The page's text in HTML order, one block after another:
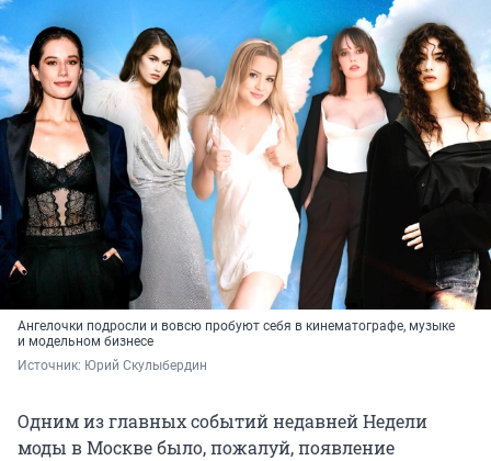
Ангелочки подросли и вовсю пробуют себя в кинематографе, музыке
и модельном бизнесе
Источник: Юрий Скулыбердин
Одним из главных событий недавней Недели
моды в Москве было, пожалуй, появление